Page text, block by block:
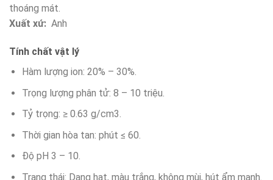
thoáng mát.
Xuất xứ: Anh
Tính chất vật lý
Hàm lượng ion: 20% – 30%.
Trọng lượng phân tử: 8 – 10 triệu.
Tỷ trọng: ≥ 0.63 g/cm3.
Thời gian hòa tan: phút ≤ 60.
Độ pH 3 – 10.
Trạng thái: Dạng hạt, màu trắng, không mùi, hút ẩm mạnh.